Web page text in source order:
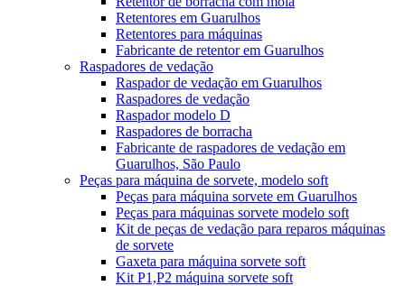
Retentores em Guarulhos
Retentores para máquinas
Fabricante de retentor em Guarulhos
Raspadores de vedação
Raspador de vedação em Guarulhos
Raspadores de vedação
Raspador modelo D
Raspadores de borracha
Fabricante de raspadores de vedação em
Guarulhos, São Paulo
Peças para máquina de sorvete, modelo soft
Peças para máquina sorvete em Guarulhos
Peças para máquinas sorvete modelo soft
Kit de peças de vedação para reparos máquinas
de sorvete
Gaxeta para máquina sorvete soft
Kit P1,P2 máquina sorvete soft